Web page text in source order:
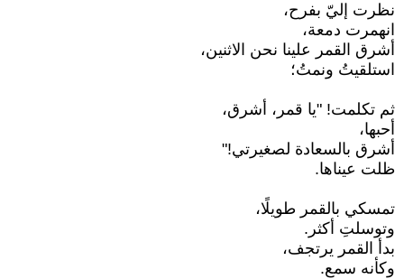
نظرت إليّ بفرح،
انهمرت دمعة،
أشرق القمر علينا نحن الاثنين،
استلقيتُ ونمتُ؛
ثم تكلمت! "يا قمر، أشرق،
أحبها،
أشرق بالسعادة لصغيرتي!"
ظلت عيناها.
تمسكي بالقمر طويلًا،
وتوسلتِ أكثر.
بدأ القمر يرتجف،
وكأنه سمع.